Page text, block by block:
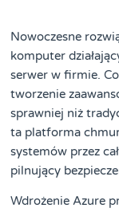
Nowoczesne
komputer
serwer w firmie.
tworzenie
sprawniej niż
ta platforma
systemów przez
pilnujący
Wdrożenie Azure